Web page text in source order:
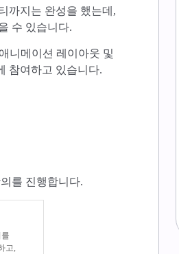
까지는 완성을 했는데,
수 있습니다.
니메이션 레이아웃 및
참여하고 있습니다.
를 진행합니다.
고,